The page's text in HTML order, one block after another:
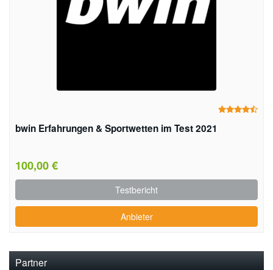
bwin Erfahrungen & Sportwetten im Test 2021
100,00 €
Testbericht
Anbieter
Partner